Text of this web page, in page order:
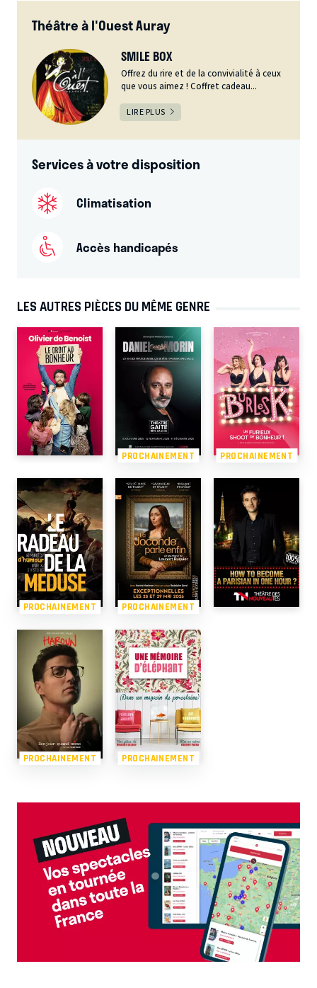
Théâtre à l'Ouest Auray
SMILE BOX
Offrez du rire et de la convivialité à ceux
que vous aimez ! Coffret cadeau...
LIRE PLUS
Services à votre disposition
Climatisation
Accès handicapés
LES AUTRES PIÈCES DU MÊME GENRE
PROCHAINEMENT PROCHAINEMENT
PROCHAINEMENT PROCHAINEMENT
PROCHAINEMENT PROCHAINEMENT